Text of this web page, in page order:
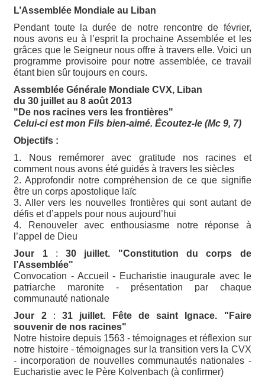
L’Assemblée Mondiale au Liban
Pendant toute la durée de notre rencontre de février,
nous avons eu à l’esprit la prochaine Assemblée et les
grâces que le Seigneur nous offre à travers elle. Voici un
programme provisoire pour notre assemblée, ce travail
étant bien sûr toujours en cours.
Assemblée Générale Mondiale CVX, Liban
du 30 juillet au 8 août 2013
"De nos racines vers les frontières"
Celui-ci est mon Fils bien-aimé. Écoutez-le (Mc 9, 7)
Objectifs :
1. Nous remémorer avec gratitude nos racines et
comment nous avons été guidés à travers les siècles
2. Approfondir notre compréhension de ce que signifie
être un corps apostolique laïc
3. Aller vers les nouvelles frontières qui sont autant de
défis et d’appels pour nous aujourd’hui
4. Renouveler avec enthousiasme notre réponse à
l’appel de Dieu
Jour 1:30 juillet. "Constitution du corps de
l’Assemblée"
Convocation - Accueil - Eucharistie inaugurale avec le
patriarche maronite - présentation par chaque
communauté nationale
Jour 2:31 juillet. Fête de saint Ignace. "Faire
souvenir de nos racines"
Notre histoire depuis 1563 - témoignages et réflexion sur
notre histoire - témoignages sur la transition vers la CVX
- incorporation de nouvelles communautés nationales -
Eucharistie avec le Père Kolvenbach (à confirmer)